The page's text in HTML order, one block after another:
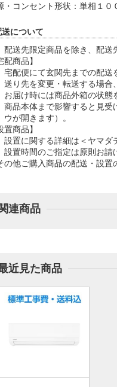
・コンセント形状：単相１
送について
配送先限定商品を除き、配送
配商品】
宅配便にて玄関先までの配送
送り先を変更・転送する場合
お届け時には商品外箱の状態
商品本体まで影響すると見受
ウが開きます）。
置商品】
設置に関する詳細は＜ヤマダ
設置時間のご指定は原則お請
の他ご購入商品の配送・設置
連商品
近見た商品